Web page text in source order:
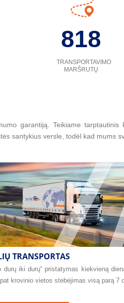
818
TRANSPORTAVIMO
MARŠRUTŲ
garantiją. Teikiame
santykius versle, todėl kad mums
TRANSPORTAS
durų iki durų“ pristatymas kiekvieną
krovinio vietos stebėjimas visą parą 7